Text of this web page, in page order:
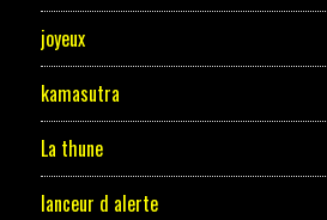
joyeux
kamasutra
La thune
lanceur d alerte